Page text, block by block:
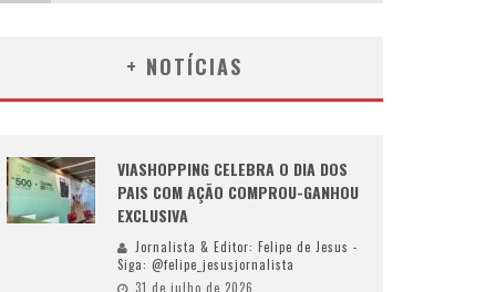
+ NOTÍCIAS
VIASHOPPING CELEBRA O DIA DOS
PAIS COM AÇÃO COMPROU-GANHOU
EXCLUSIVA
Jornalista & Editor: Felipe de Jesus -
Siga: @felipe_jesusjornalista
31 de julho de 2026